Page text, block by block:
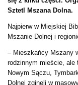
Sztetl Mszana Dolna.
Najpierw w Miejskiej
Mszanie Dolnej i
– Mieszkańcy Mszany
rodzinnym mieście, ale
Nowym Sączu,
Dolnej zginęli w